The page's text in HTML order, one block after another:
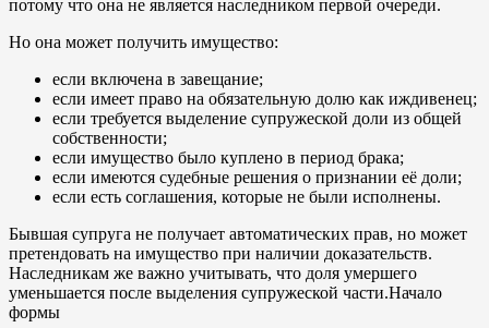
потому что она не является наследником первой очереди.
Но она может получить имущество:
если включена в завещание;
если имеет право на обязательную долю как иждивенец;
если требуется выделение супружеской доли из общей
собственности;
если имущество было куплено в период брака;
если имеются судебные решения о признании её доли;
если есть соглашения, которые не были исполнены.
Бывшая супруга не получает автоматических прав, но может
претендовать на имущество при наличии доказательств.
Наследникам же важно учитывать, что доля умершего
уменьшается после выделения супружеской части.Начало
формы